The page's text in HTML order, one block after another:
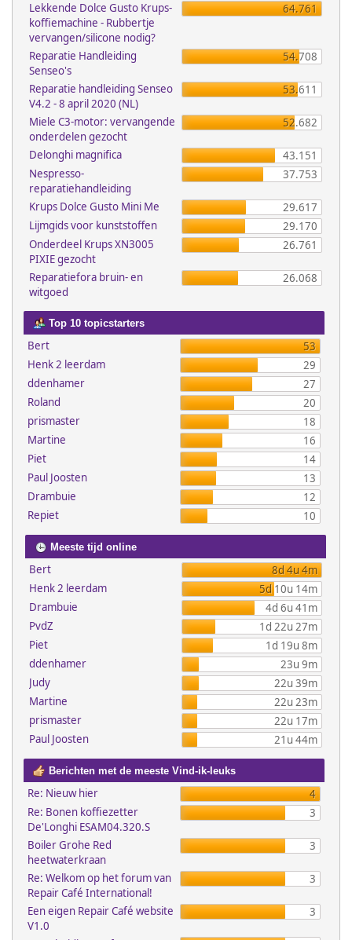
Lekkende Dolce Gusto Krups-
koffiemachine - Rubbertje
vervangen/silicone nodig?
64.761
Reparatie Handleiding
Senseo's
54.708
Reparatie handleiding Senseo
V4.2 - 8 april 2020 (NL)
53.611
Miele C3-motor: vervangende
onderdelen gezocht
52.682
Delonghi magnifica
43.151
Nespresso-
reparatiehandleiding
37.753
Krups Dolce Gusto Mini Me
29.617
Lijmgids voor kunststoffen
29.170
Onderdeel Krups XN3005
PIXIE gezocht
26.761
Reparatiefora bruin- en
witgoed
26.068
Top 10 topicstarters
Bert
53
Henk 2 leerdam
29
ddenhamer
27
Roland
20
prismaster
18
Martine
16
Piet
14
Paul Joosten
13
Drambuie
12
Repiet
10
Meeste tijd online
Bert
8d 4u 4m
Henk 2 leerdam
5d 10u 14m
Drambuie
4d 6u 41m
PvdZ
1d 22u 27m
Piet
1d 19u 8m
ddenhamer
23u 9m
Judy
22u 39m
Martine
22u 23m
prismaster
22u 17m
Paul Joosten
21u 44m
Berichten met de meeste Vind-ik-leuks
Re: Nieuw hier
4
Re: Bonen koffiezetter
De'Longhi ESAM04.320.S
3
Boiler Grohe Red
heetwaterkraan
3
Re: Welkom op het forum van
Repair Café International!
3
Een eigen Repair Café website
V1.0
3